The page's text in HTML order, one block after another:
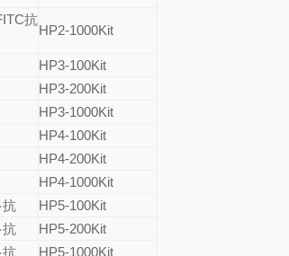
抗
HP2-1000Kit
HP3-100Kit
HP3-200Kit
HP3-1000Kit
HP4-100Kit
HP4-200Kit
HP4-1000Kit
抗
HP5-100Kit
抗
HP5-200Kit
抗
HP5-1000Kit